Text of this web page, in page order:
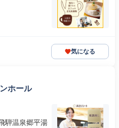
気になる
ホール
騨温泉郷平湯